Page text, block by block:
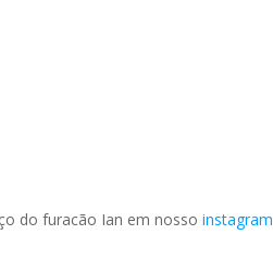
do furacão Ian em nosso instagram